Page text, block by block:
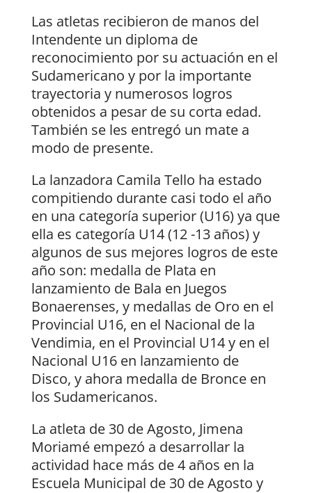
Las atletas recibieron de manos del
Intendente un diploma de
reconocimiento por su actuación en el
Sudamericano y por la importante
trayectoria y numerosos logros
obtenidos a pesar de su corta edad.
También se les entregó un mate a
modo de presente.
La lanzadora Camila Tello ha estado
compitiendo durante casi todo el año
en una categoría superior (U16) ya que
ella es categoría U14 (12 -13 años) y
algunos de sus mejores logros de este
año son: medalla de Plata en
lanzamiento de Bala en Juegos
Bonaerenses, y medallas de Oro en el
Provincial U16, en el Nacional de la
Vendimia, en el Provincial U14 y en el
Nacional U16 en lanzamiento de
Disco, y ahora medalla de Bronce en
los Sudamericanos.
La atleta de 30 de Agosto, Jimena
Moriamé empezó a desarrollar la
actividad hace más de 4 años en la
Escuela Municipal de 30 de Agosto y